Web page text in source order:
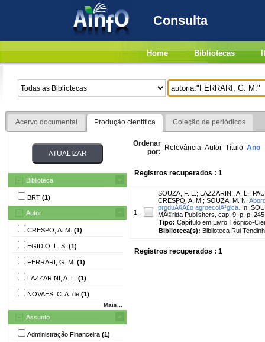
Consulta
Home Bibliotecas
Acervo documental Produção científica Coleção de periódicos
Biblioteca
BRT (1)
Autor
CRESPO, A. M. (1)
EGIDIO, L. S. (1)
FERRARI, G. M. (1)
LAZZARINI, A. L. (1)
NOVAES, C. A. de (1)
Mais...
Assunto
Administração Financeira (1)
Ordenar
por: Relevância Autor Título Ano
Registros recuperados : 1
1.
SOUZA, F. L. ; LAZZARINI, A. L. ;
CRESPO, A. M. ; SOUZA, M. N.
produÃ§Ã£o agroecolÃ³gica. In:
MÃ©rida Publishers, cap. 9, p. p.
Tipo: Capítulo em Livro Técnico-
Biblioteca(s): Biblioteca Rui
Registros recuperados : 1